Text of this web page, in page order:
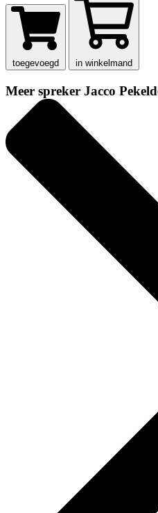
toegevoegd in winkelmand
Meer spreker Jacco